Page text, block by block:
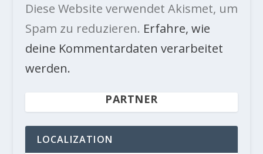
Diese Website verwendet Akismet, um
Spam zu reduzieren. Erfahre, wie
deine Kommentardaten verarbeitet
werden.
PARTNER
LOCALIZATION